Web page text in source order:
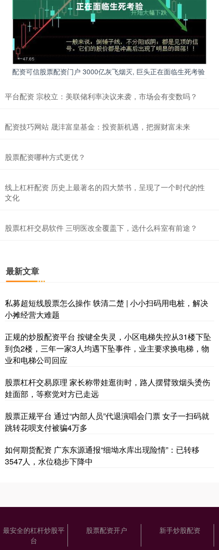
配资可信股票配资门户 3000亿灰飞烟灭, 巨头正在面临生死考验
平台配资 宗校立：美联储利率决议来袭，市场会有变数吗？
配资技巧网站 晟沣富皇基金：投资新机遇，把握财富未来
股票配资哪种方式更优？
线上杠杆配资 历史上最著名的四大禁书，呈现了一个时代的性
文化
股票杠杆交易软件 三明医改全覆盖下，选什么科室有前途？
最新文章
私募超短线股票怎么操作 轶清二楚 | 小小扫码用电桩，解决
小摊经营大难题
正规的炒股配资平台 按键全失灵，小区电梯失控从31楼下坠
到负2楼，三年一家3人均遇下坠事件，业主要求换电梯，物
业和电梯公司回应
股票杠杆交易原理 家长称带娃逛街时，路人摆臂致烟头烫伤
娃面部，等察觉对方已走远
股票正规平台 通过“内部人员”代退演唱会门票 女子一扫码就
跳转花呗支付被骗4万多
如何期货配资 广东东源通报“细坳水库出现险情”：已转移
3547人，水位稳步下降中
最安全的杠杆炒股平
台
股票配资开户 新手炒股配资